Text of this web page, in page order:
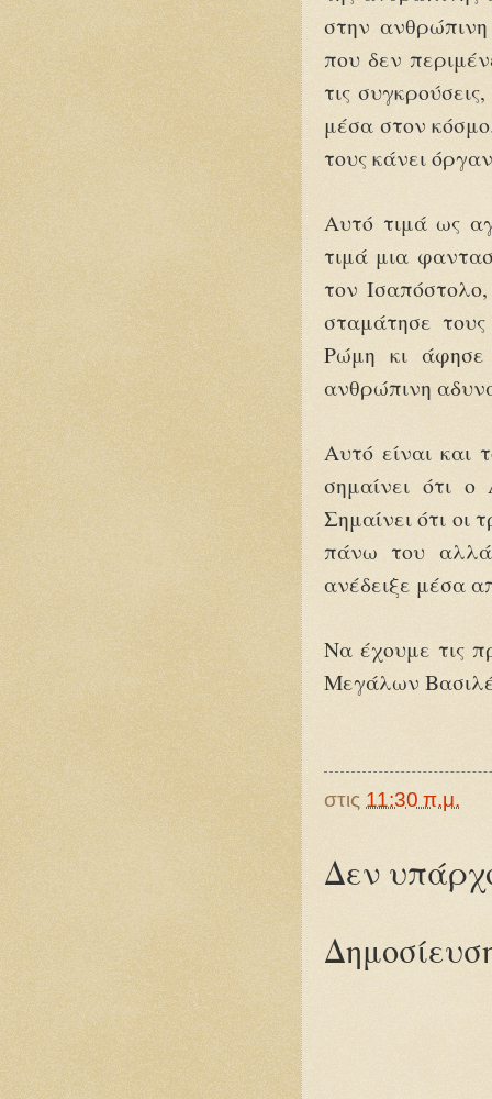
στην ανθρώπινη
που δεν
τις
μέσα στον
τους κάνει
Αυτό τιμά ως
τιμά μια
τον
σταμάτησε
Ρώμη κι άφησε
ανθρώπινη
Αυτό είναι και
σημαίνει ότι
Σημαίνει ότι οι
πάνω του
ανέδειξε μέσα
Να έχουμε τις
Μεγάλων
στις 11:30 π.μ.
Δεν